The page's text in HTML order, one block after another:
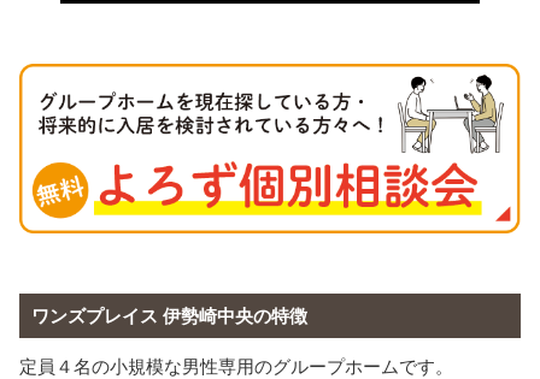
ワンズプレイス 伊勢崎中央の特徴
定員４名の小規模な男性専用のグループホームです。